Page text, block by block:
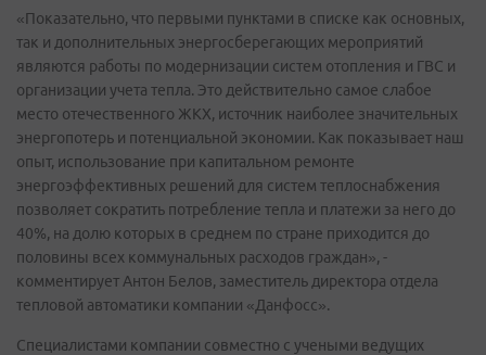
«Показательно, что первыми пунктами в списке как основных,
так и дополнительных энергосберегающих мероприятий
являются работы по модернизации систем отопления и ГВС и
организации учета тепла. Это действительно самое слабое
место отечественного ЖКХ, источник наиболее значительных
энергопотерь и потенциальной экономии. Как показывает наш
опыт, использование при капитальном ремонте
энергоэффективных решений для систем теплоснабжения
позволяет сократить потребление тепла и платежи за него до
40%, на долю которых в среднем по стране приходится до
половины всех коммунальных расходов граждан», -
комментирует Антон Белов, заместитель директора отдела
тепловой автоматики компании «Данфосс».
Специалистами компании совместно с учеными ведущих